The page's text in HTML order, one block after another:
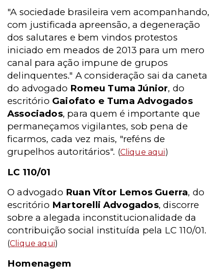
"A sociedade brasileira vem acompanhando,
com justificada apreensão, a degeneração
dos salutares e bem vindos protestos
iniciado em meados de 2013 para um mero
canal para ação impune de grupos
delinquentes." A consideração sai da caneta
do advogado Romeu Tuma Júnior, do
escritório Gaiofato e Tuma Advogados
Associados, para quem é importante que
permaneçamos vigilantes, sob pena de
ficarmos, cada vez mais, "reféns de
grupelhos autoritários". (Clique aqui)
LC 110/01
O advogado Ruan Vítor Lemos Guerra, do
escritório Martorelli Advogados, discorre
sobre a alegada inconstitucionalidade da
contribuição social instituída pela LC 110/01.
(Clique aqui)
Homenagem